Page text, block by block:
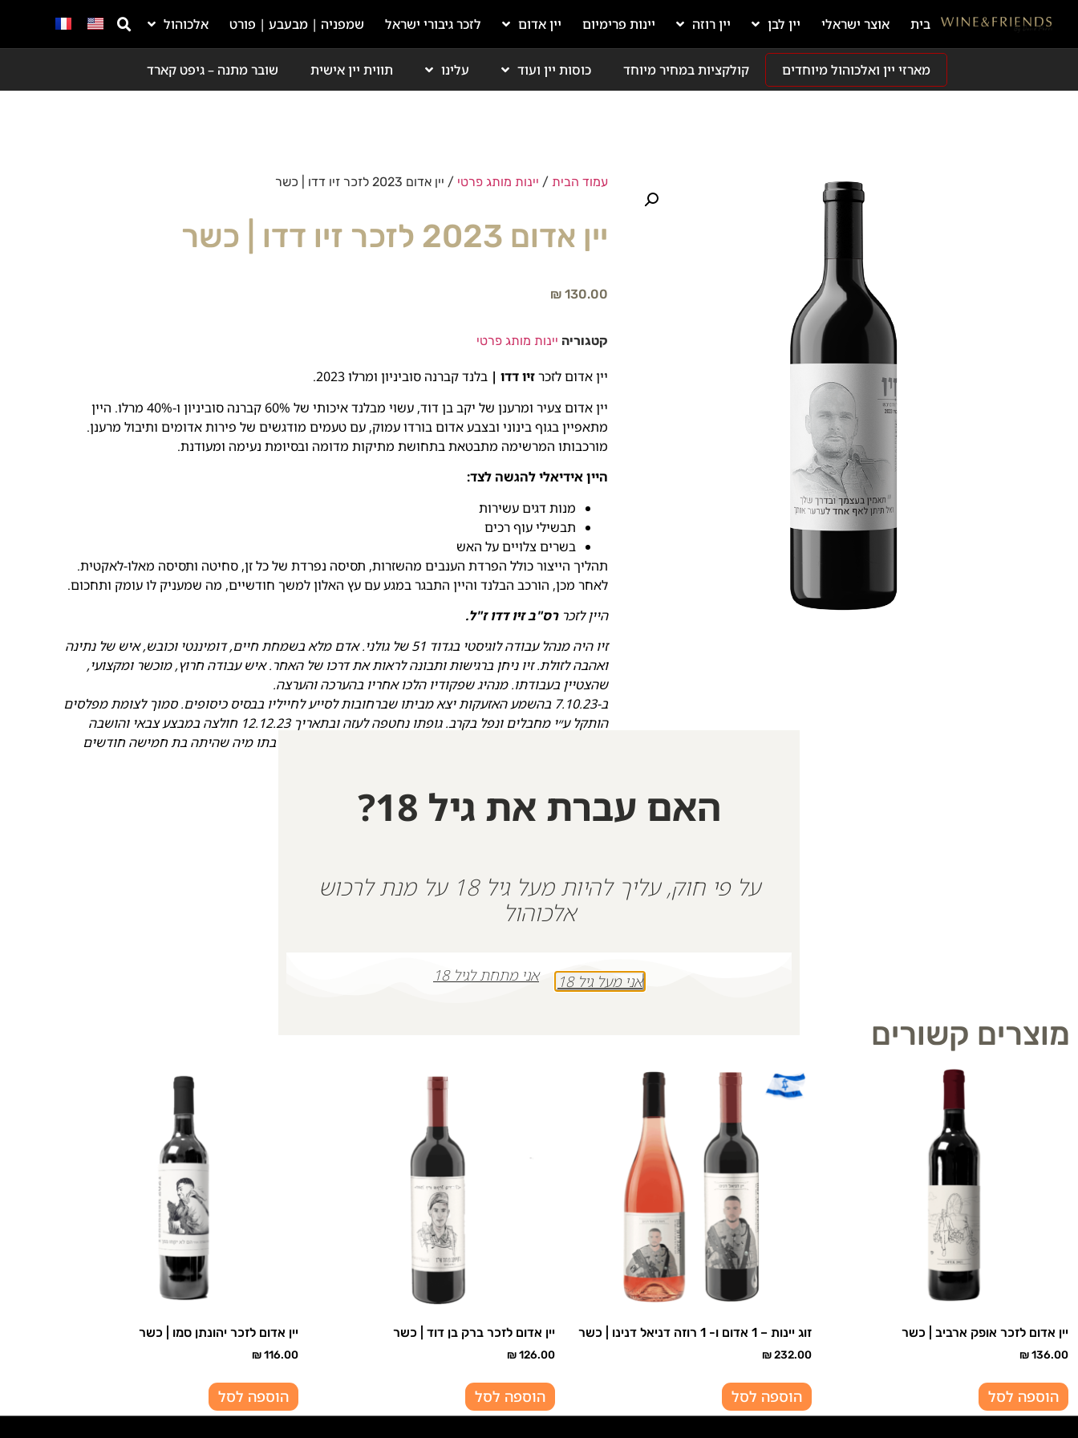
בית אוצר ישראלי יין לבן יין רוזה יינות פרימיום יין אדום לזכר גיבורי ישראל שמפניה | מבעבע | פורט אלכוהול
מארזי יין ואלכוהול מיוחדים קולקציות במחיר מיוחד כוסות יין ועוד עלינו תווית יין אישית שובר מתנה – גיפט קארד
עמוד הבית / יינות מותג פרטי / יין אדום 2023 לזכר זיו דדו | כשר
יין אדום 2023 לזכר זיו דדו | כשר
₪ 130.00
קטגוריה יינות מותג פרטי
יין אדום לזכרזיו דדו | בלנד קברנה סוביניון ומרלו 2023.
יין אדום צעיר ומרענן של יקב בן דוד, עשוי מבלנד איכותי של 60% קברנה סוביניון ו-40% מרלו. היין
מתאפיין בגוף בינוני ובצבע אדום בורדו עמוק, עם טעמים מודגשים של פירות אדומים ותיבול מרענן.
מורכבותו המרשימה מתבטאת בתחושת מתיקות מדומה ובסיומת נעימה ומעודנת.
היין אידיאלי להגשה לצד:
מנות דגים עשירות
תבשילי עוף רכים
בשרים צלויים על האש
תהליך הייצור כולל הפרדת הענבים מהשזרות, תסיסה נפרדת של כל זן, סחיטה ותסיסה מאלו-לאקטית.
לאחר מכן, הורכב הבלנד והיין התבגר במגע עם עץ האלון למשך חודשיים, מה שמעניק לו עומק ותחכום.
הייןלזכררס"ב זיו דדו ז"ל.
זיו היה מנהל עבודה לוגיסטי בגדוד 51 של גולני. אדם מלא בשמחת חיים, דומיננטי וכובש, איש של נתינה
ואהבה לזולת. זיו ניחן ברגישות ותבונה לראות את דרכו של האחר. איש עבודה חרוץ, מוכשר ומקצועי,
שהצטיין בעבודתו. מנהיג שפקודיו הלכו אחריו בהערכה והערצה.
ב-7.10.23 בהשמע האזעקות יצא מביתו שברחובות לסייע לחייליו בבסיס כיסופים. סמוך לצומת מפלסים
הותקל ע״י מחבלים ונפל בקרב. גופתו נחטפה לעזה ובתאריך 12.12.23 חולצה במבצע צבאי והושבה
ארצה לקבר ישראל. בן 36 בנופלו, הותיר אחריו את אשתו סתיו, בתו מיה שהיתה בת חמישה חודשים
מוצרים קשורים
יין אדום לזכר אופק ארביב | כשר
₪136.00
הוספה לסל
זוג יינות – 1 אדום ו- 1 רוזה דניאל דנינו | כשר
₪232.00
הוספה לסל
יין אדום לזכר ברק בן דוד | כשר
₪126.00
הוספה לסל
יין אדום לזכר יהונתן סמו | כשר
₪116.00
הוספה לסל
האם עברת את גיל 18?
על פי חוק, עליך להיות מעל גיל 18 על מנת לרכוש
אלכוהול
אני מעל גיל 18 אני מתחת לגיל 18